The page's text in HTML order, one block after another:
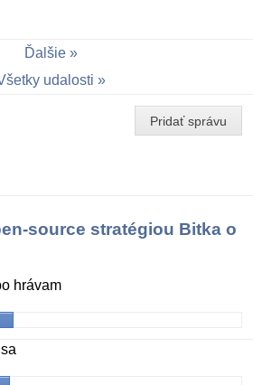
Ďalšie
udalosti
Pridať správu
source stratégiou Bitka o
hrávam